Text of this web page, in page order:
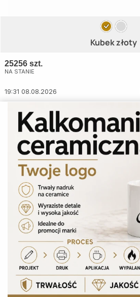
Kubek złoty
25256 szt.
NA STANIE
19:31 08.08.2026